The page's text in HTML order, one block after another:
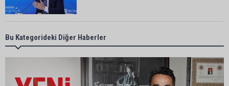
Başkan Ali Bedrettin Karataş’tan sahiller için
duyarlılık çağrısı
Bu Kategorideki Diğer Haberler